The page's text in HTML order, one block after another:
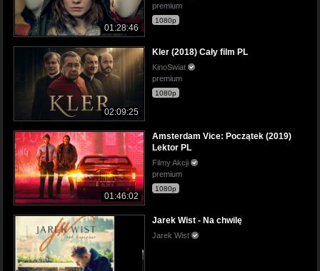
01:28:46
premium
1080p
02:09:25
Kler (2018) Cały film PL
KinoSwiat
premium
1080p
01:46:02
Amsterdam Vice: Początek (2019)
Lektor PL
Filmy Akcji
premium
1080p
Jarek Wist - Na chwilę
Jarek Wist